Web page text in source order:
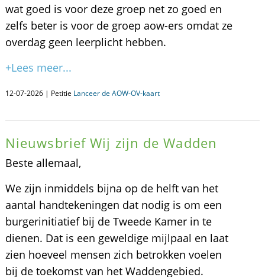
wat goed is voor deze groep net zo goed en
zelfs beter is voor de groep aow-ers omdat ze
overdag geen leerplicht hebben.
+Lees meer...
12-07-2026 | Petitie Lanceer de AOW-OV-kaart
Nieuwsbrief Wij zijn de Wadden
Beste allemaal,
We zijn inmiddels bijna op de helft van het
aantal handtekeningen dat nodig is om een
burgerinitiatief bij de Tweede Kamer in te
dienen. Dat is een geweldige mijlpaal en laat
zien hoeveel mensen zich betrokken voelen
bij de toekomst van het Waddengebied.